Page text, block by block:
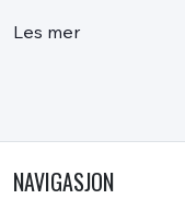
Les mer
NAVIGASJON